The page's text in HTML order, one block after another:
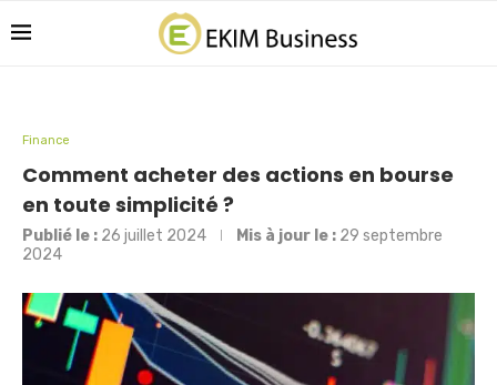
Finance
Comment acheter des actions en bourse
en toute simplicité ?
Publié le : 26 juillet 2024 Mis à jour le : 29 septembre
2024